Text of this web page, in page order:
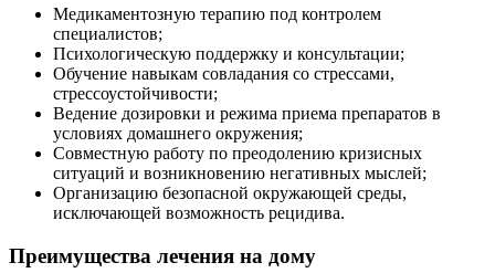
Медикаментозную терапию под контролем
специалистов;
Психологическую поддержку и консультации;
Обучение навыкам совладания со стрессами,
стрессоустойчивости;
Ведение дозировки и режима приема препаратов в
условиях домашнего окружения;
Совместную работу по преодолению кризисных
ситуаций и возникновению негативных мыслей;
Организацию безопасной окружающей среды,
исключающей возможность рецидива.
Преимущества лечения на дому